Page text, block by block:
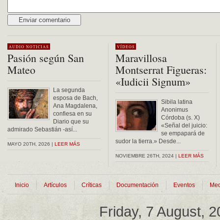
AUDIO NOTICIAS
Pasión según San
Mateo
La segunda
esposa de Bach,
Ana Magdalena,
confiesa en su
Diario que su
admirado Sebastián -así...
MAYO 20TH, 2026 | LEER MÁS
VÍDEOS
Maravillosa
Montserrat Figueras:
«Iudicii Signum»
Sibila latina
Anonimus
Córdoba (s. X)
«Señal del juicio:
se empapará de
sudor la tierra.» Desde...
NOVIEMBRE 26TH, 2024 | LEER MÁS
Inicio Artículos Críticas Documentación Eventos
Friday, 7 August,